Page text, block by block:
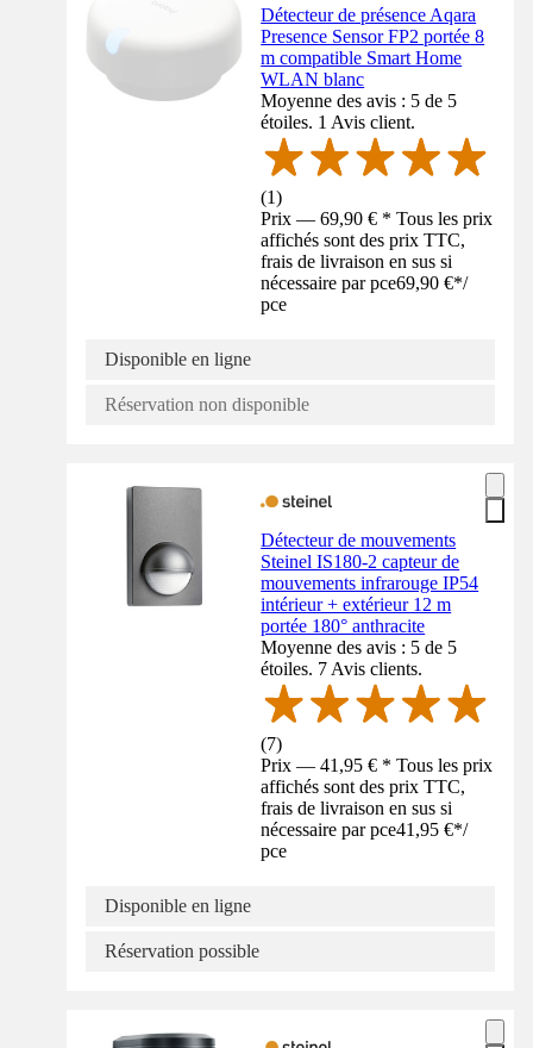
Détecteur de présence Aqara
Presence Sensor FP2 portée 8
m compatible Smart Home
WLAN blanc
Moyenne des avis : 5 de 5
étoiles. 1 Avis client.
(1)
Prix — 69,90 € * Tous les prix
affichés sont des prix TTC,
frais de livraison en sus si
nécessaire par pce69,90 €*/
pce
Disponible en ligne
Réservation non disponible
Détecteur de mouvements
Steinel IS180-2 capteur de
mouvements infrarouge IP54
intérieur + extérieur 12 m
portée 180° anthracite
Moyenne des avis : 5 de 5
étoiles. 7 Avis clients.
(7)
Prix — 41,95 € * Tous les prix
affichés sont des prix TTC,
frais de livraison en sus si
nécessaire par pce41,95 €*/
pce
Disponible en ligne
Réservation possible